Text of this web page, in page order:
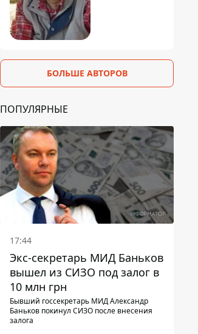
БОЛЬШЕ АВТОРОВ
ПОПУЛЯРНЫЕ
17:44
Экс-секретарь МИД Баньков
вышел из СИЗО под залог в
10 млн грн
Бывший госсекретарь МИД Александр
Баньков покинул СИЗО после внесения
залога